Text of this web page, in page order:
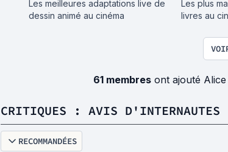
Les meilleures adaptations live de
dessin animé au cinéma
Les plus
livres au
61 membresont ajouté Alice
CRITIQUES : AVIS
RECOMMANDÉES